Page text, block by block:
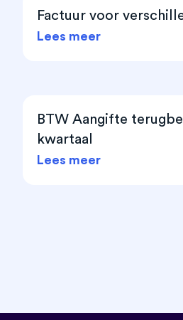
Factuur voor
Lees meer
BTW Aangifte
kwartaal
Lees meer